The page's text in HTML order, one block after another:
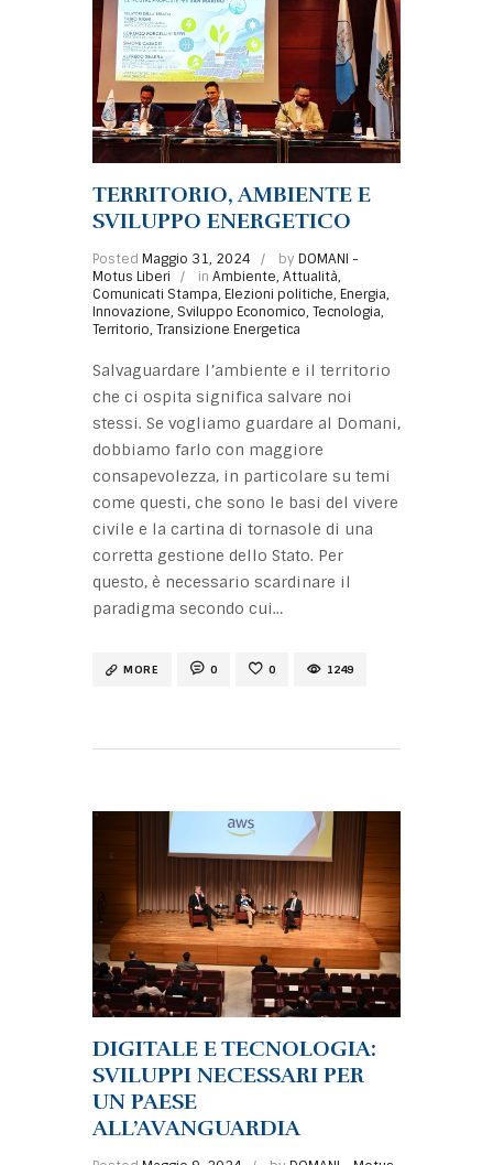
TERRITORIO, AMBIENTE E
SVILUPPO ENERGETICO
Posted Maggio 31, 2024 by DOMANI -
Motus Liberi
in Ambiente, Attualità,
Comunicati Stampa, Elezioni politiche, Energia,
Innovazione, Sviluppo Economico, Tecnologia,
Territorio, Transizione Energetica
Salvaguardare l’ambiente e il territorio
che ci ospita significa salvare noi
stessi. Se vogliamo guardare al Domani,
dobbiamo farlo con maggiore
consapevolezza, in particolare su temi
come questi, che sono le basi del vivere
civile e la cartina di tornasole di una
corretta gestione dello Stato. Per
questo, è necessario scardinare il
paradigma secondo cui…
MORE 0 0 1249
DIGITALE E TECNOLOGIA:
SVILUPPI NECESSARI PER
UN PAESE
ALL’AVANGUARDIA